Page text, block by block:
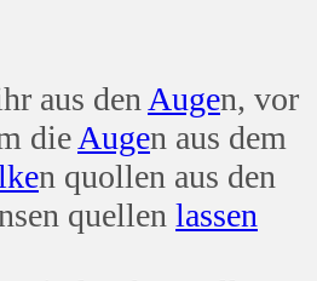
aus den Augen, vor
die Augen aus dem
n quollen aus den
quellen lassen